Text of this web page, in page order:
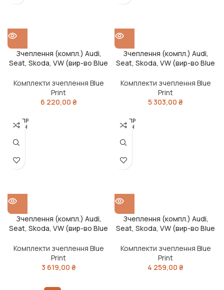
Зчеплення (компл.) Audi,
Seat, Skoda, VW (вир-во Blue
Комплекти зчеплення Blue
Print
6 220,00 ₴
Зчеплення (компл.) Audi,
Seat, Skoda, VW (вир-во Blue
Комплекти зчеплення Blue
Print
5 303,00 ₴
РОЗПР
ОДАН
Зчеплення (компл.) Audi,
Seat, Skoda, VW (вир-во Blue
Комплекти зчеплення Blue
Print
3 619,00 ₴
РОЗПР
ОДАН
Зчеплення (компл.) Audi,
Seat, Skoda, VW (вир-во Blue
Комплекти зчеплення Blue
Print
4 259,00 ₴